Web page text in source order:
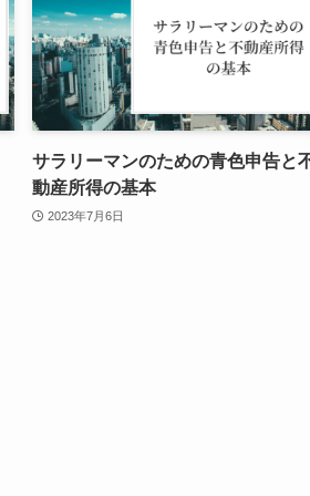
サラリーマンのための青色申告と
動産所得の基本
2023年7月6日